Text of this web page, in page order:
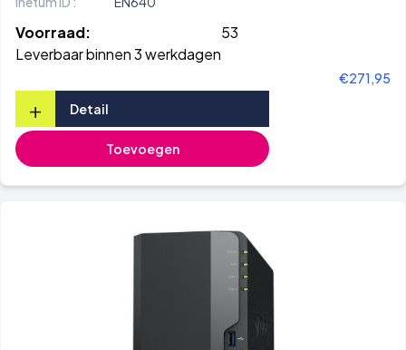
Voorraad:
53
Leverbaar binnen 3 werkdagen
€271,95
+ Detail
Toevoegen